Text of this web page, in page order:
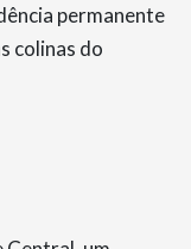
permanente
colinas do